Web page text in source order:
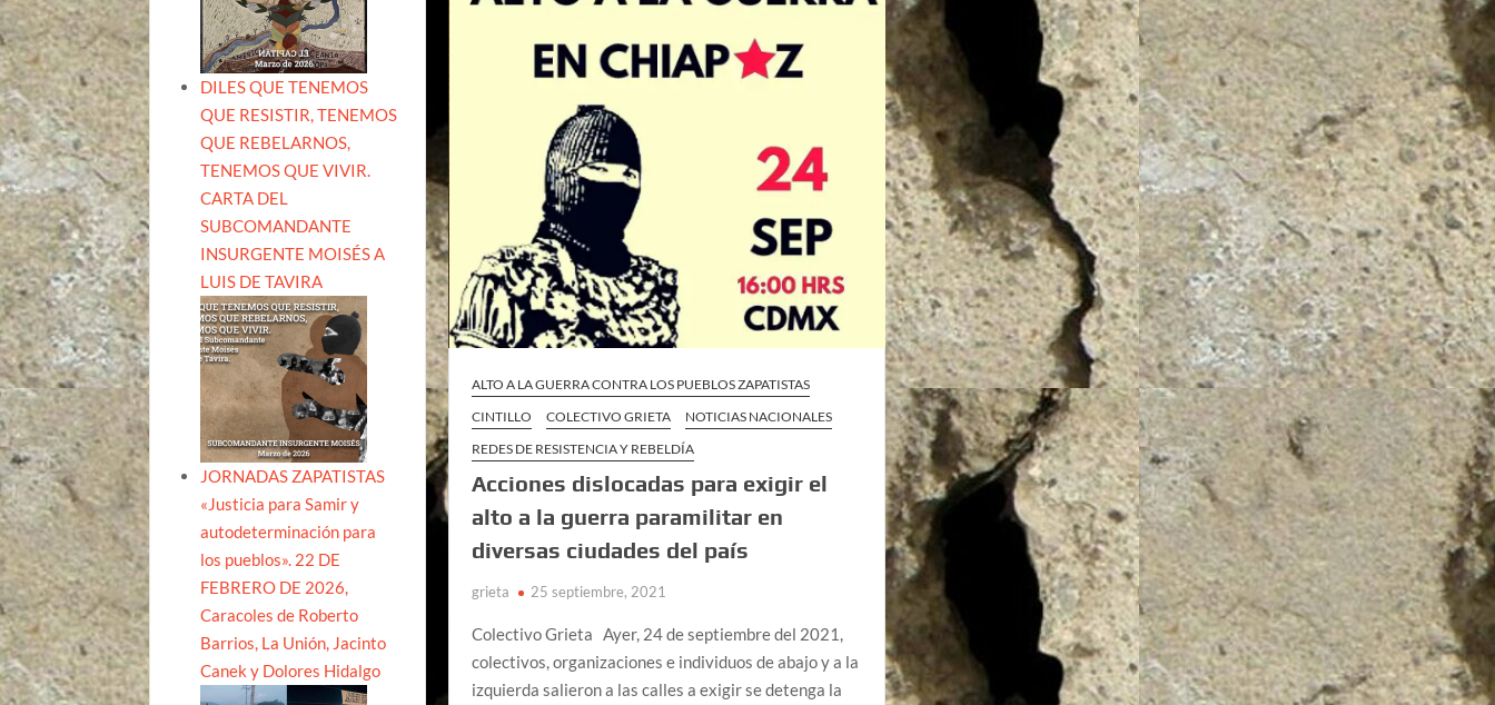
ALTO A LA GUERRA CONTRA LOS PUEBLOS ZAPATISTAS
CINTILLO
COLECTIVO GRIETA
NOTICIAS NACIONALES
REDES DE RESISTENCIA Y REBELDÍA
Acciones dislocadas para exigir el
alto a la guerra paramilitar en
diversas ciudades del país
grieta 25 septiembre, 2021
Colectivo Grieta Ayer, 24 de septiembre del 2021,
colectivos, organizaciones e individuos de abajo y a la
izquierda salieron a las calles a exigir se detenga la
DILES QUE TENEMOS
QUE RESISTIR, TENEMOS
QUE REBELARNOS,
TENEMOS QUE VIVIR.
CARTA DEL
SUBCOMANDANTE
INSURGENTE MOISÉS A
LUIS DE TAVIRA
JORNADAS ZAPATISTAS
«Justicia para Samir y
autodeterminación para
los pueblos». 22 DE
FEBRERO DE 2026,
Caracoles de Roberto
Barrios, La Unión, Jacinto
Canek y Dolores Hidalgo